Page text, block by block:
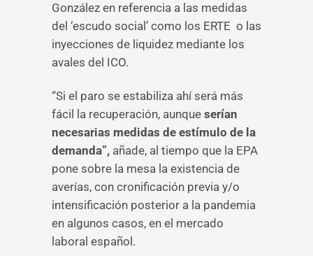
González en referencia a las medidas
del ‘escudo social’ como los ERTE o las
inyecciones de liquidez mediante los
avales del ICO.
“Si el paro se estabiliza ahí será más
fácil la recuperación, aunque serían
necesarias medidas de estímulo de la
demanda”, añade, al tiempo que la EPA
pone sobre la mesa la existencia de
averías, con cronificación previa y/o
intensificación posterior a la pandemia
en algunos casos, en el mercado
laboral español.